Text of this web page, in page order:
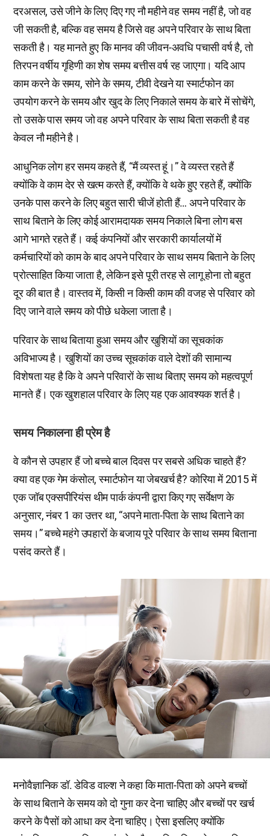
दरअसल, उसे जीने के लिए दिए गए नौ महीने वह समय नहीं है, जो वह
जी सकती है, बल्कि वह समय है जिसे वह अपने परिवार के साथ बिता
सकती है। यह मानते हुए कि मानव की जीवन-अवधि पचासी वर्ष है, तो
तिरपन वर्षीय गृहिणी का शेष समय बत्तीस वर्ष रह जाएगा। यदि आप
काम करने के समय, सोने के समय, टीवी देखने या स्मार्टफोन का
उपयोग करने के समय और खुद के लिए निकाले समय के बारे में सोचेंगे,
तो उसके पास समय जो वह अपने परिवार के साथ बिता सकती है वह
केवल नौ महीने है।
आधुनिक लोग हर समय कहते हैं, “मैं व्यस्त हूं।” वे व्यस्त रहते हैं
क्योंकि वे काम देर से खत्म करते हैं, क्योंकि वे थके हुए रहते हैं, क्योंकि
उनके पास करने के लिए बहुत सारी चीजें होती हैं… अपने परिवार के
साथ बिताने के लिए कोई आरामदायक समय निकाले बिना लोग बस
आगे भागते रहते हैं। कई कंपनियों और सरकारी कार्यालयों में
कर्मचारियों को काम के बाद अपने परिवार के साथ समय बिताने के लिए
प्रोत्साहित किया जाता है, लेकिन इसे पूरी तरह से लागू होना तो बहुत
दूर की बात है। वास्तव में, किसी न किसी काम की वजह से परिवार को
दिए जाने वाले समय को पीछे धकेला जाता है।
परिवार के साथ बिताया हुआ समय और खुशियों का सूचकांक
अविभाज्य है। खुशियों का उच्च सूचकांक वाले देशों की सामान्य
विशेषता यह है कि वे अपने परिवारों के साथ बिताए समय को महत्वपूर्ण
मानते हैं। एक खुशहाल परिवार के लिए यह एक आवश्यक शर्त है।
समय निकालना ही प्रेम है
वे कौन से उपहार हैं जो बच्चे बाल दिवस पर सबसे अधिक चाहते हैं?
क्या वह एक गेम कंसोल, स्मार्टफोन या जेबखर्च है? कोरिया में 2015 में
एक जॉब एक्सपीरियंस थीम पार्क कंपनी द्वारा किए गए सर्वेक्षण के
अनुसार, नंबर 1 का उत्तर था, “अपने माता-पिता के साथ बिताने का
समय।” बच्चे महंगे उपहारों के बजाय पूरे परिवार के साथ समय बिताना
पसंद करते हैं।
मनोवैज्ञानिक डॉ. डेविड वाल्श ने कहा कि माता-पिता को अपने बच्चों
के साथ बिताने के समय को दो गुना कर देना चाहिए और बच्चों पर खर्च
करने के पैसों को आधा कर देना चाहिए। ऐसा इसलिए क्योंकि